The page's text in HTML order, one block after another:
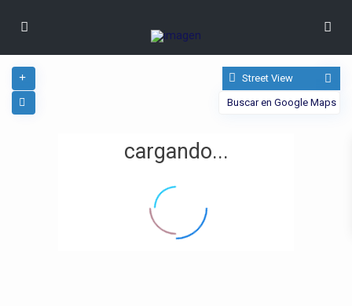
cargando...
Street View